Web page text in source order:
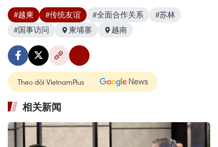
#越柬 #传统友谊 #全面合作关系
#苏林
#国事访问
柬埔寨 越南
Theo dõi VietnamPlus
相关新闻